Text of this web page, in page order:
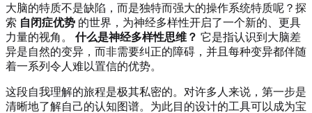
大脑的特质不是缺陷，而是独特而强大的操作系统特质呢？探
索 自闭症优势 的世界，为神经多样性开启了一个新的、更具
力量的视角。 什么是神经多样性思维？ 它是指认识到大脑差
异是自然的变异，而非需要纠正的障碍，并且每种变异都伴随
着一系列令人难以置信的优势。
这段自我理解的旅程是极其私密的。对许多人来说，第一步是
清晰地了解自己的认知图谱。为此目的设计的工具可以成为宝